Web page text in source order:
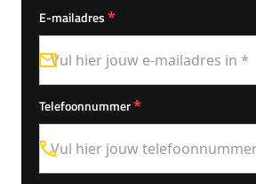
E-mailadres*
Telefoonnummer*